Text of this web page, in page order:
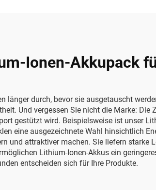
Ionen-Akkupack
länger durch, bevor sie ausgetauscht
Und vergessen Sie nicht die Marke:
gestützt wird. Beispielsweise ist unser
eine ausgezeichnete Wahl hinsichtlich
und attraktiver machen. Sie liefern starke
Lithium-Ionen-Akkus ein
entscheiden sich für Ihre Produkte.